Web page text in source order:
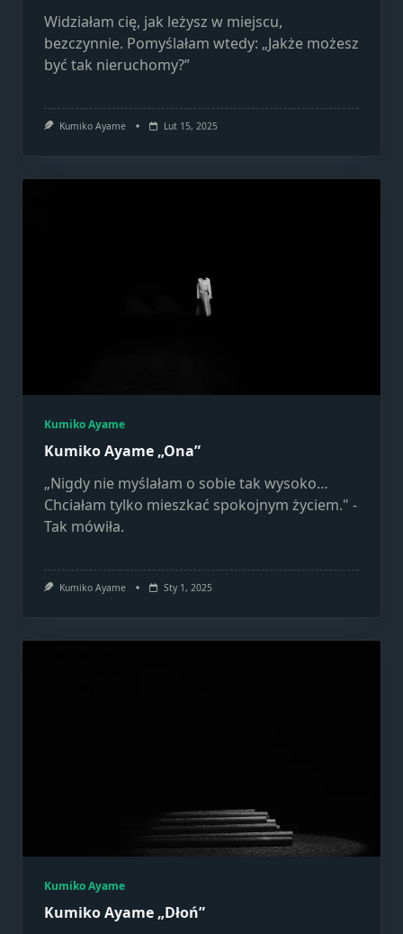
Widziałam cię, jak leżysz w miejscu,
bezczynnie. Pomyślałam wtedy: „Jakże możesz
być tak nieruchomy?”
Kumiko Ayame Lut 15, 2025
Kumiko Ayame
Kumiko Ayame „Ona”
„Nigdy nie myślałam o sobie tak wysoko…
Chciałam tylko mieszkać spokojnym życiem." -
Tak mówiła.
Kumiko Ayame Sty 1, 2025
Kumiko Ayame
Kumiko Ayame „Dłoń”